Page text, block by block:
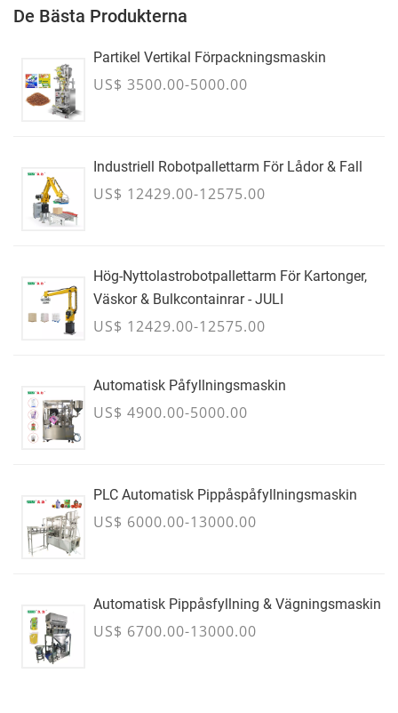
De Bästa Produkterna
Partikel Vertikal Förpackningsmaskin
US$ 3500.00-5000.00
Industriell Robotpallettarm För Lådor & Fall
US$ 12429.00-12575.00
Hög-Nyttolastrobotpallettarm För Kartonger,
Väskor & Bulkcontainrar - JULI
US$ 12429.00-12575.00
Automatisk Påfyllningsmaskin
US$ 4900.00-5000.00
PLC Automatisk Pippåspåfyllningsmaskin
US$ 6000.00-13000.00
Automatisk Pippåsfyllning & Vägningsmaskin
US$ 6700.00-13000.00